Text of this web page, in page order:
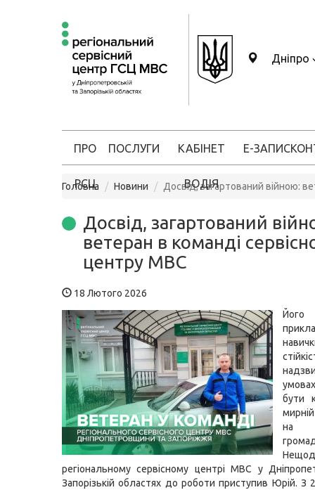
Дніпро
ПРО
РСЦ
ПОСЛУГИ КАБІНЕТ
ВОДІЯ
Е-ЗАПИС
Головна Новини Досвід, загартований війною:
Досвід, загартований
ветеран в команді
центру МВС
18 Лютого 2026
Його
бути
на
регіональному сервісному центрі МВС у
Запорізькій областях до роботи приступив Юрій. З